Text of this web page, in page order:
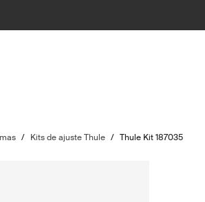
/ Kits de ajuste Thule / Thule Kit 187035